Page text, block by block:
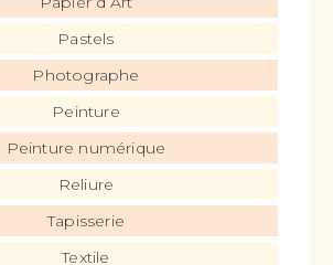
Pastels
Photographe
Peinture
Peinture numérique
Reliure
Tapisserie
Textile